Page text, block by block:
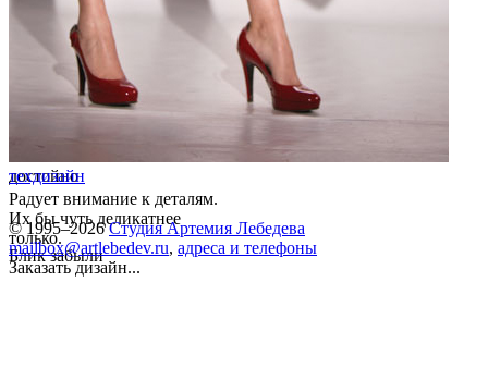
достойно
Радует внимание к деталям.
Их бы чуть деликатнее
только.
Блик забыли
техдизайн
© 1995–2026 Студия Артемия Лебедева
mailbox@artlebedev.ru, адреса и телефоны
Заказать дизайн...